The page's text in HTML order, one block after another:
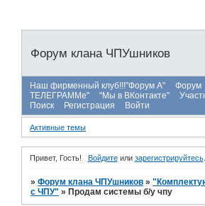
Форум клана ЧПУшников
Наш фирменный клуб!!!"Форум А" Форум
ТЕЛЕГРАММе"
"Мы в ВКонтакте"
Поиск
Регистрация Войти
Активные темы
Привет, Гость! Войдитеили зарегистрируйтесь.
»Форум клана ЧПУшников »
с ЧПУ" » Продам системы б/у чпу